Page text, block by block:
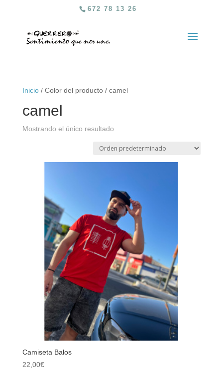
672 78 13 26
Inicio/ Color del producto / camel
camel
Mostrando el único resultado
Camiseta Balos
22,00€